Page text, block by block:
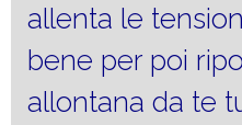
allenta le
bene per poi
allontana da te